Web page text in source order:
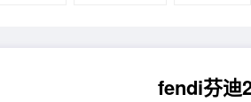
fendi芬迪